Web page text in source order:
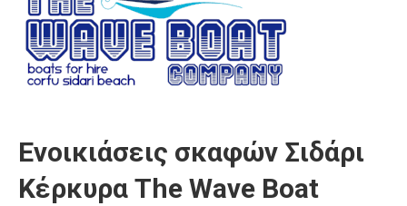
Ενοικιάσεις σκαφών Σιδάρι
Κέρκυρα The Wave Boat